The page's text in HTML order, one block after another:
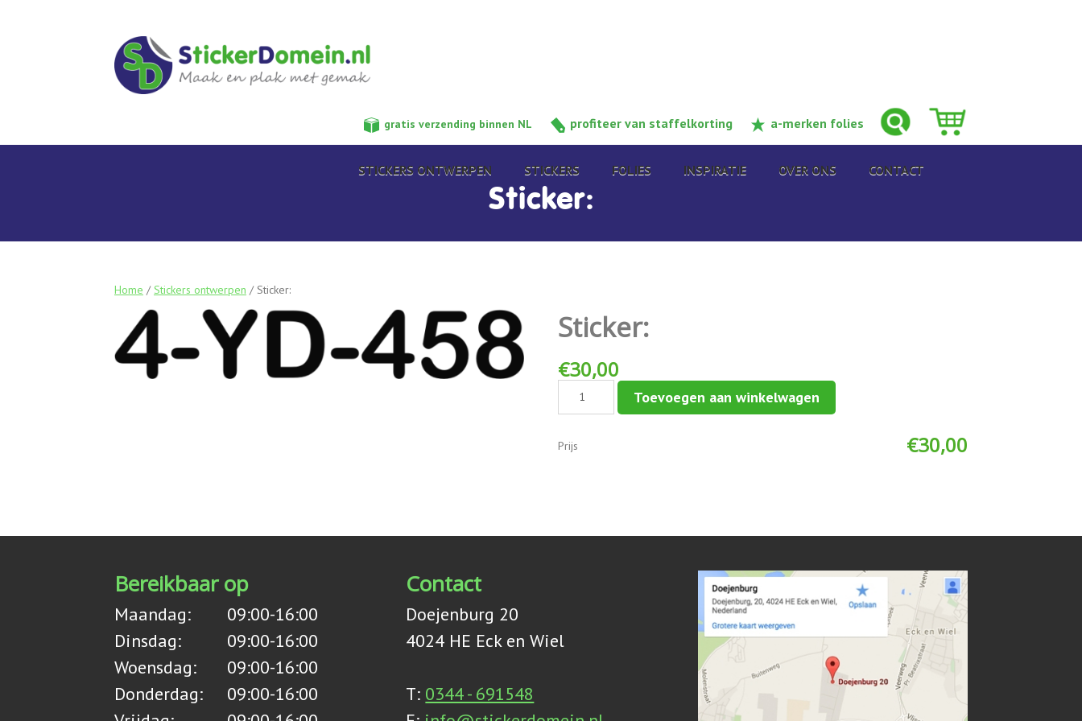
gratis verzending binnen NL profiteer van staffelkorting a-merken folies
STICKERS ONTWERPEN STICKERS FOLIES INSPIRATIE OVER ONS CONTACT
Sticker:
Home /Stickers ontwerpen / Sticker:
Sticker:
€30,00
aantal
Toevoegen aan winkelwagen
Prijs €30,00
Bereikbaar op
Maandag:
09:00-16:00
Dinsdag:
09:00-16:00
Woensdag:
09:00-16:00
Donderdag:
09:00-16:00
Contact
Doejenburg 20
4024 HE Eck en Wiel
T: 0344 - 691548